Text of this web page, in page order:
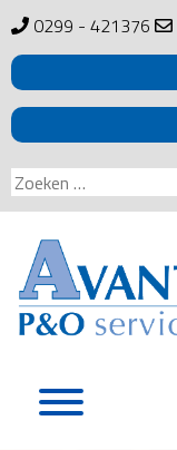
0299 - 421376
Zoeken
naar: